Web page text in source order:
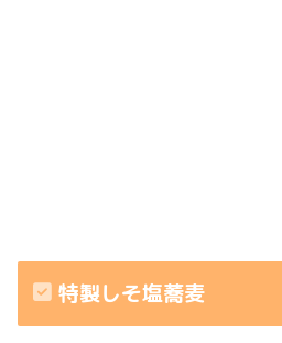
特製しそ塩蕎麦